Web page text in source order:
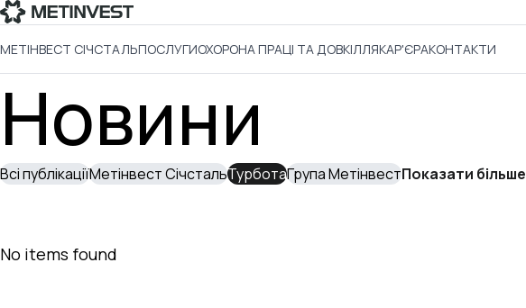
МЕТІНВЕСТ СІЧСТАЛЬПОСЛУГИОХОРОНА ПРАЦІ ТА ДОВКІЛЛЯКАР'ЄРАКОНТАКТИ
Новини
Всі публікаціїМетінвест СічстальТурботаГрупа МетінвестПоказати більше
No items found